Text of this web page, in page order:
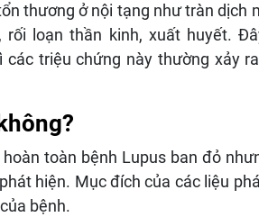
thương ở nội tạng như tràn dịch
loạn thần kinh, xuất huyết.
triệu chứng này thường xảy
toàn bệnh Lupus ban đỏ
hiện. Mục đích của các liệu
bệnh.